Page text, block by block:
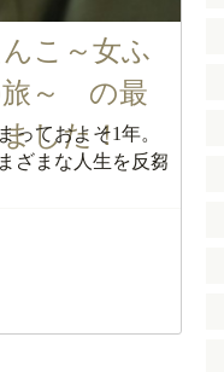
こ～女ふ
旅～ の最
した！
ておよそ1年。
ざまな人生を反芻